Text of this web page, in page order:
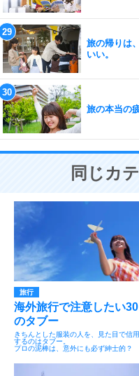
旅の帰りは
いい。
旅の本当の
同じカ
旅行
海外旅行で注意したい30
のタブー
きちんとした服装の人を、見た目で信用
するのはタブー。
プロの泥棒は、意外にも必ず紳士的？